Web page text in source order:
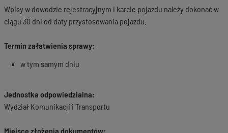
Wpisy w dowodzie rejestracyjnym i karcie pojazdu należy dokonać w
ciągu 30 dni od daty przystosowania pojazdu.
Termin załatwienia sprawy:
w tym samym dniu
Jednostka odpowiedzialna:
Wydział Komunikacji i Transportu
Miejsce złożenia dokumentów: